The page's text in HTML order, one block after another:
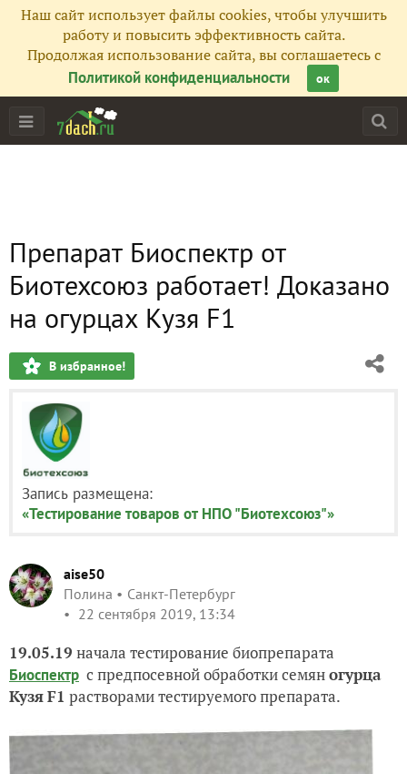
Наш сайт использует файлы cookies, чтобы улучшить
работу и повысить эффективность сайта.
Продолжая использование сайта, вы соглашаетесь с
Политикой конфиденциальности
ок
Препарат Биоспектр от
Биотехсоюз работает! Доказано
на огурцах Кузя F1
В избранное!
Запись размещена:
«Тестирование товаров от НПО "Биотехсоюз"»
aise50
Полина
Санкт-Петербург
22 сентября 2019, 13:34
19.05.19 начала тестирование биопрепарата
Биоспектр с предпосевной обработки семяногурца
КузяF1 растворами тестируемого препарата.